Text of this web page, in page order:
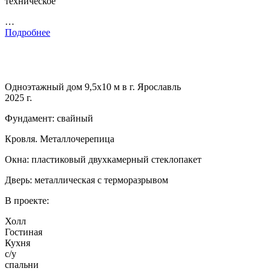
…
Подробнее
Одноэтажный дом 9,5х10 м в г. Ярославль
2025 г.
Фундамент: свайный
Кровля. Металлочерепица
Окна: пластиковый двухкамерный стеклопакет
Дверь: металлическая с терморазрывом
В проекте:
Холл
Гостиная
Кухня
с/у
спальни